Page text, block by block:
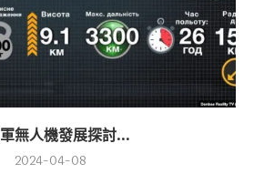
無人機發展探討...
2024-04-08